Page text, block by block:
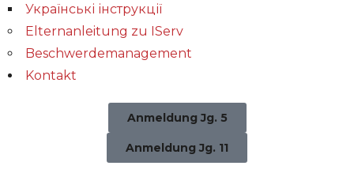
Українські інструкції
Elternanleitung zu IServ
Beschwerdemanagement
Kontakt
Anmeldung Jg. 5
Anmeldung Jg. 11